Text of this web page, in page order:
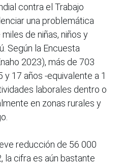
contra el Trabajo
una problemática
de niñas, niños y
Según la Encuesta
2023), más de 703
17 años -equivalente a 1
laborales dentro o
en zonas rurales y
reducción de 56 000
la cifra es aún bastante